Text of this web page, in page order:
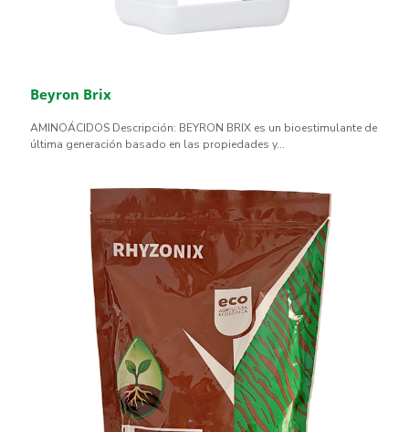
Beyron Brix
AMINOÁCIDOS Descripción: BEYRON BRIX es un bioestimulante de
última generación basado en las propiedades y...